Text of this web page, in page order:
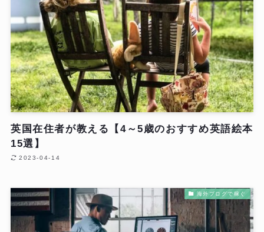
英国在住者が教える【4～5歳のおすすめ英語絵本
15選】
2023-04-14
海外ブログで稼ぐ